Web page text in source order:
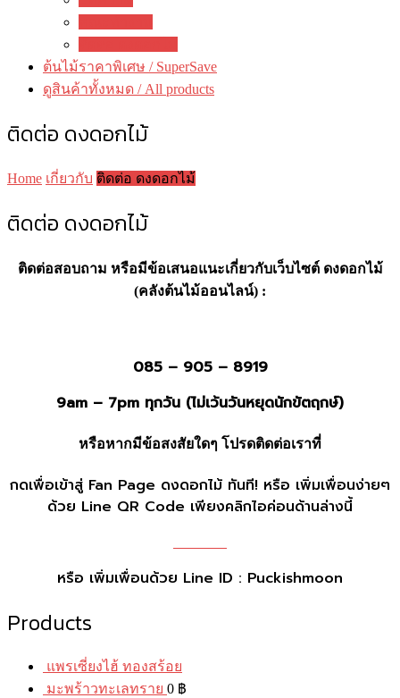
ต้นไม้ราคาพิเศษ / SuperSave
ดูสินค้าทั้งหมด / All products
ติดต่อ ดงดอกไม้
Home เกี่ยวกับ ติดต่อ ดงดอกไม้
ติดต่อ ดงดอกไม้
ติดต่อสอบถาม หรือมีข้อเสนอแนะเกี่ยวกับเว็บไซต์ ดงดอกไม้
(คลังต้นไม้ออนไลน์) :
085 – 905 – 8919
9am – 7pm ทุกวัน (ไม่เว้นวันหยุดนักขัตฤกษ์)
หรือหากมีข้อสงสัยใดๆ โปรดติดต่อเราที่
กดเพื่อเข้าสู่ Fan Page ดงดอกไม้ ทันที! หรือ เพิ่มเพื่อนง่ายๆ
ด้วย Line QR Code เพียงคลิกไอค่อนด้านล่างนี้
หรือ เพิ่มเพื่อนด้วย Line ID : Puckishmoon
Products
แพรเซี่ยงไฮ้ ทองสร้อย
มะพร้าวทะเลทราย 0 ฿